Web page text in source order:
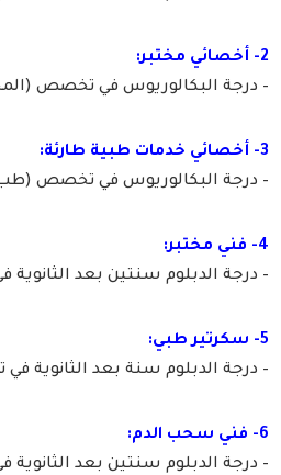
2- أخصائي مختبر:
– درجة البكالوريوس في تخصص
3- أخصائي خدمات طبية طارئة:
– درجة البكالوريوس في تخصص (طب
4- فني مختبر:
– درجة الدبلوم سنتين بعد
5- سكرتير طبي:
– درجة الدبلوم سنة بعد الثانوية
6- فني سحب الدم:
– درجة الدبلوم سنتين بعد